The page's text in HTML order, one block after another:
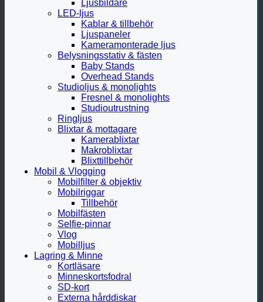
Ljusbildare
LED-ljus
Kablar & tillbehör
Ljuspaneler
Kameramonterade ljus
Belysningsstativ & fästen
Baby Stands
Overhead Stands
Studioljus & monolights
Fresnel & monolights
Studioutrustning
Ringljus
Blixtar & mottagare
Kamerablixtar
Makroblixtar
Blixttillbehör
Mobil & Vlogging
Mobilfilter & objektiv
Mobilriggar
Tillbehör
Mobilfästen
Selfie-pinnar
Vlog
Mobilljus
Lagring & Minne
Kortläsare
Minneskortsfodral
SD-kort
Externa hårddiskar